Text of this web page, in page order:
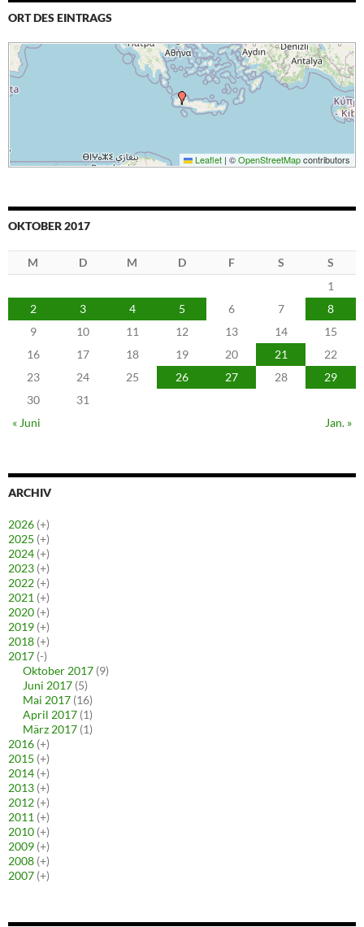
ORT DES EINTRAGS
Leaflet | ©OpenStreetMapcontributors
OKTOBER 2017
M D M D F S
S
1
2
3 4 5 6 7
8
9
10 11 12 13 14
15
16
17 18 19 20 21
22
23
24 25 26 27 28
29
30
31
« Juni
Jan. »
ARCHIV
2026 (+)
2025 (+)
2024 (+)
2023 (+)
2022 (+)
2021 (+)
2020 (+)
2019 (+)
2018 (+)
2017 (-)
Oktober 2017 (9)
Juni 2017 (5)
Mai 2017 (16)
April 2017 (1)
März 2017 (1)
2016 (+)
2015 (+)
2014 (+)
2013 (+)
2012 (+)
2011 (+)
2010 (+)
2009 (+)
2008 (+)
2007 (+)